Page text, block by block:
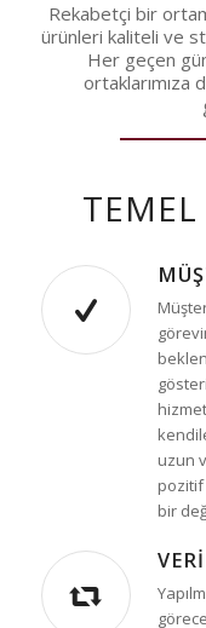
Rekabetçi bir
ürünleri kaliteli ve
Her geçen
uzun
pozitif
bir